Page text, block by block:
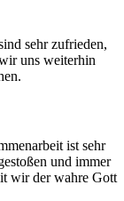
sehr zufrieden,
uns weiterhin
ist sehr
und immer
wir der wahre Gott